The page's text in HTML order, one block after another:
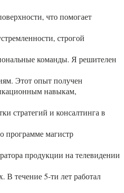
что помогает
строгой
команды. Я решителен
Этот опыт получен
навыкам,
стратегий и консалтинга в
программе магистр
продукции на телевидении
течение 5-ти лет работал